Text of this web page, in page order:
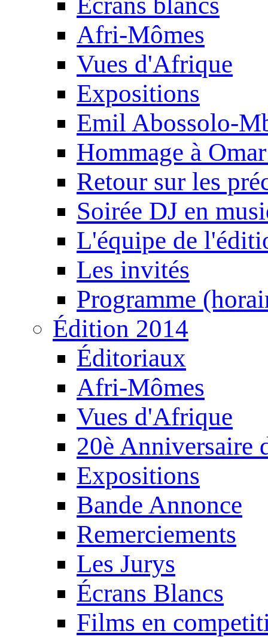
Afri-Mômes
Vues d'Afrique
Expositions
Emil Abossolo-
Hommage à
Retour sur les
Soirée DJ en
L'équipe de
Les invités
Programme
Édition 2014
Éditoriaux
Afri-Mômes
Vues d'Afrique
20è Anniversaire
Expositions
Bande Annonce
Remerciements
Les Jurys
Écrans Blancs
Films en